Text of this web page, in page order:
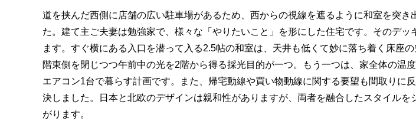
道を挟んだ西側に店舗の広い駐車場があるため、西からの視線を遮るように和室を突
た。建て主ご夫妻は勉強家で、様々な「やりたいこと」を形にした住宅です。そのデ
ます。すぐ横にある入口を潜って入る2.5帖の和室は、天井も低くて妙に落ち着く床座
階東側を閉じつつ午前中の光を2階から得る採光目的が一つ。もう一つは、家全体の温
エアコン1台で暮らす計画です。また、帰宅動線や買い物動線に関する要望も間取り
決しました。日本と北欧のデザインは親和性がありますが、両者を融合したスタイル
がります。